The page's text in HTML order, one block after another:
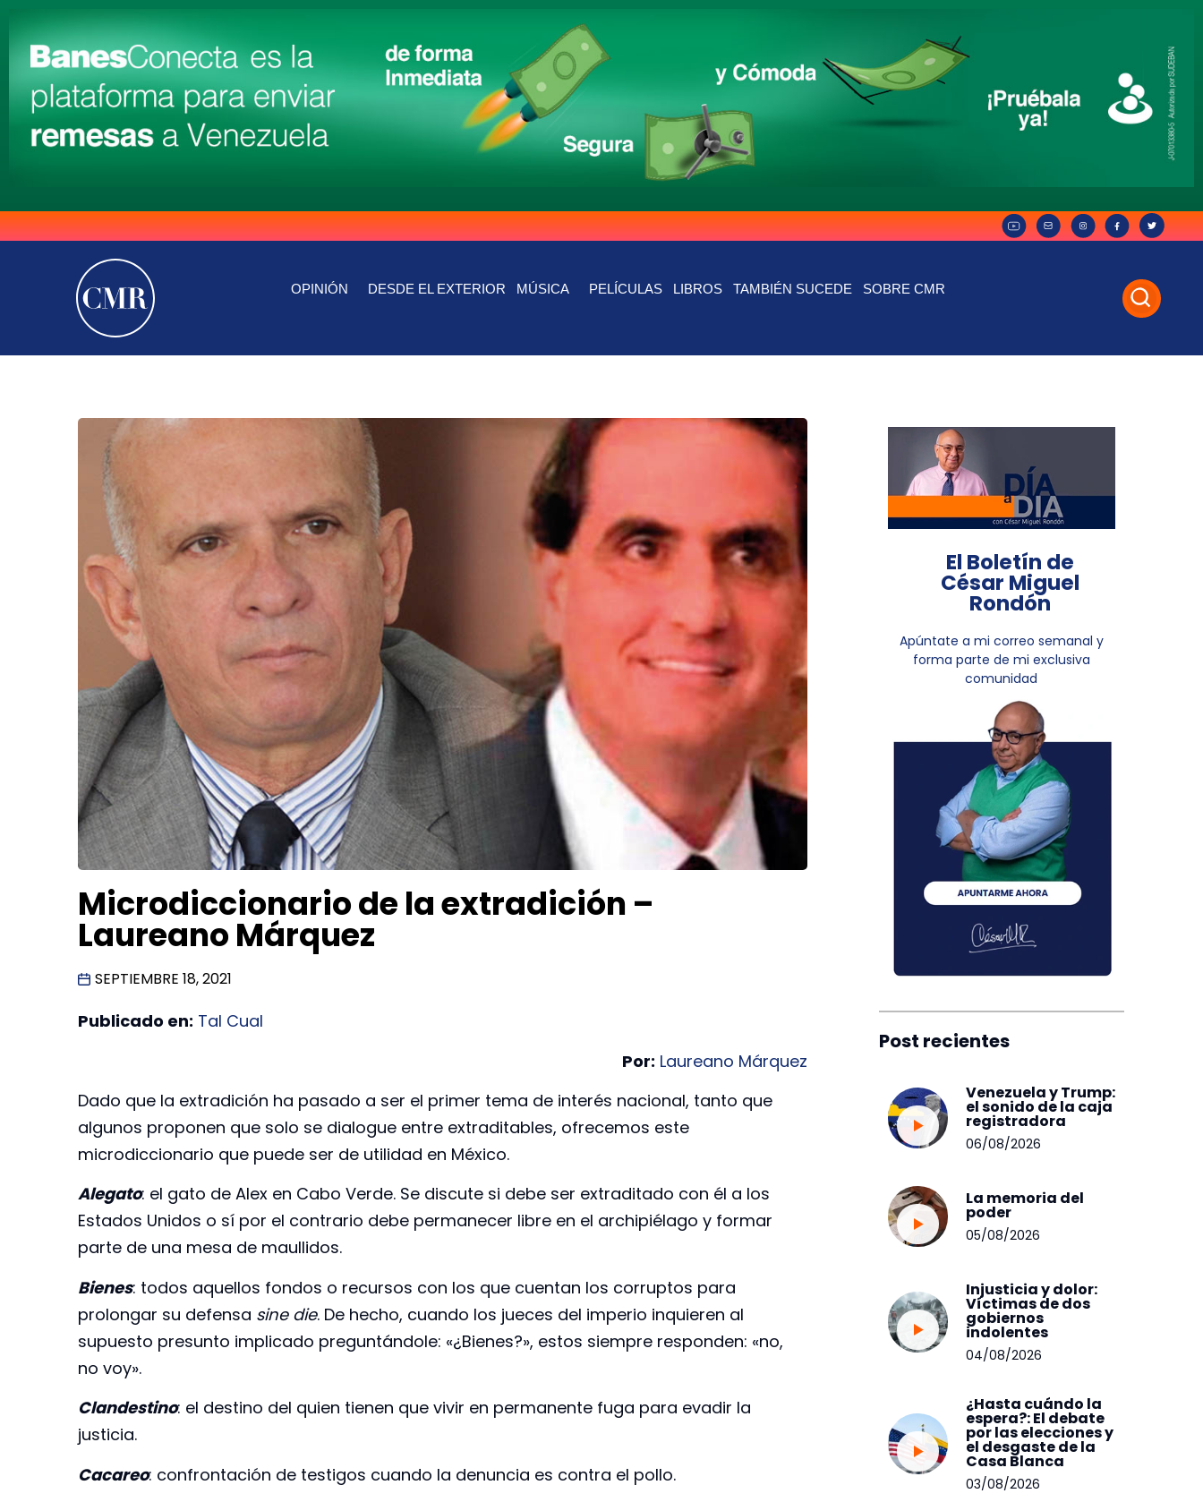
OPINIÓN DESDE EL EXTERIOR MÚSICA PELÍCULAS LIBROS TAMBIÉN SUCEDE SOBRE CMR
Microdiccionario de la extradición –
Laureano Márquez
SEPTIEMBRE 18, 2021
Publicado en: Tal Cual
Por: Laureano Márquez
Dado que la extradición ha pasado a ser el primer tema de interés nacional, tanto que
algunos proponen que solo se dialogue entre extraditables, ofrecemos este
microdiccionario que puede ser de utilidad en México.
Alegato: el gato de Alex en Cabo Verde. Se discute si debe ser extraditado con él a los
Estados Unidos o sí por el contrario debe permanecer libre en el archipiélago y formar
parte de una mesa de maullidos.
Bienes: todos aquellos fondos o recursos con los que cuentan los corruptos para
prolongar su defensa sine die. De hecho, cuando los jueces del imperio inquieren al
supuesto presunto implicado preguntándole: «¿Bienes?», estos siempre responden: «no,
no voy».
Clandestino: el destino del quien tienen que vivir en permanente fuga para evadir la
justicia.
Cacareo: confrontación de testigos cuando la denuncia es contra el pollo.
El Boletín de
César Miguel
Rondón
Apúntate a mi correo semanal y
forma parte de mi exclusiva
comunidad
Post recientes
Venezuela y Trump:
el sonido de la caja
registradora
06/08/2026
La memoria del
poder
05/08/2026
Injusticia y dolor:
Víctimas de dos
gobiernos
indolentes
04/08/2026
¿Hasta cuándo la
espera?: El debate
por las elecciones y
el desgaste de la
Casa Blanca
03/08/2026